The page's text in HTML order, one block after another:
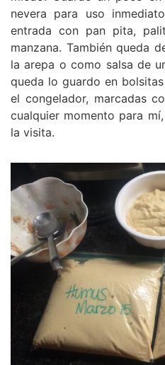
nevera para uso
entrada con pan pita,
manzana. También queda
la arepa o como salsa de
queda lo guardo en
el congelador, marcadas
cualquier momento para
la visita.